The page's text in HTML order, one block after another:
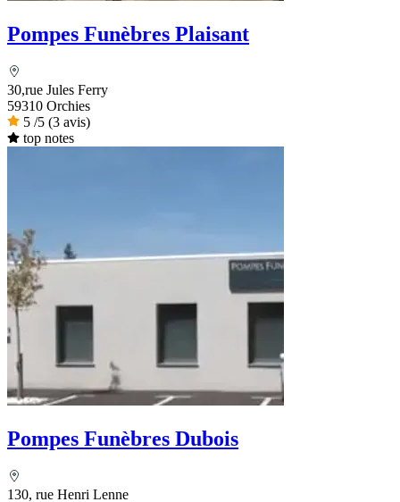
Pompes Funèbres Plaisant
30,rue Jules Ferry
59310 Orchies
5 /5 (3 avis)
top notes
Pompes Funèbres Dubois
130, rue Henri Lenne